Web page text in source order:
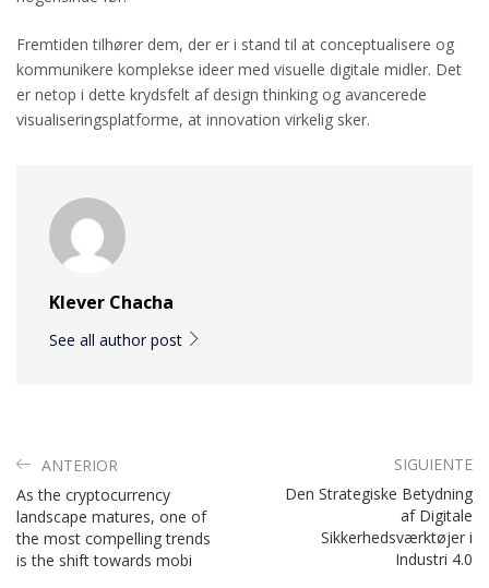
Fremtiden tilhører dem, der er i stand til at conceptualisere og
kommunikere komplekse ideer med visuelle digitale midler. Det
er netop i dette krydsfelt af design thinking og avancerede
visualiseringsplatforme, at innovation virkelig sker.
Klever Chacha
See all author post
ANTERIOR
As the cryptocurrency
landscape matures, one of
the most compelling trends
is the shift towards mobi
SIGUIENTE
Den Strategiske Betydning
af Digitale
Sikkerhedsværktøjer i
Industri 4.0